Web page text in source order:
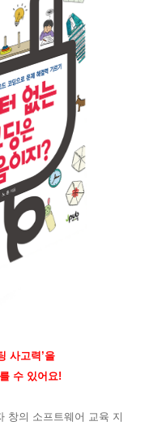
사고력’을
수 있어요!
창의 소프트웨어 교육 지